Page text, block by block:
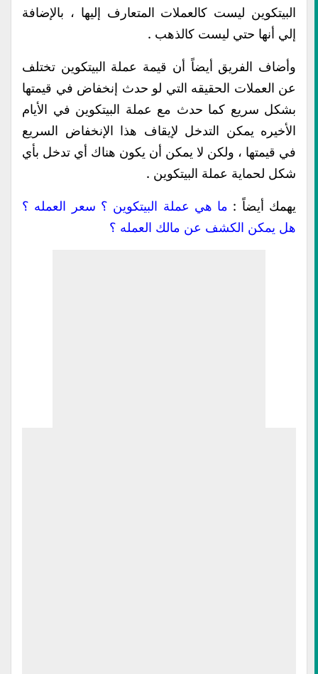
البيتكوين ليست كالعملات المتعارف إليها ، بالإضافة
إلي أنها حتي ليست كالذهب .
وأضاف الفريق أيضاً أن قيمة عملة البيتكوين تختلف
عن العملات الحقيقه التي لو حدث إنخفاض في قيمتها
بشكل سريع كما حدث مع عملة البيتكوين في الأيام
الأخيره يمكن التدخل لإيقاف هذا الإنخفاض السريع
في قيمتها ، ولكن لا يمكن أن يكون هناك أي تدخل بأي
شكل لحماية عملة البيتكوين .
يهمك أيضاً : ما هي عملة البيتكوين ؟ سعر العمله ؟
هل يمكن الكشف عن مالك العمله ؟